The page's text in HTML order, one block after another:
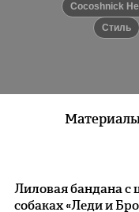
Cocoshnick
Стиль
Лиловая бандана с
собаках «Леди и